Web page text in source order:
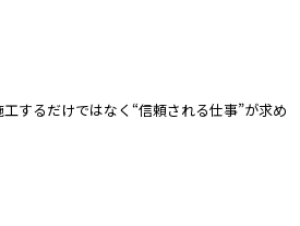
するだけではなく“信頼される仕事”が求め